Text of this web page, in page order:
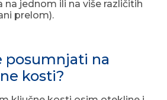
jednom ili na više različitih
prelom).
posumnjati na
kosti?